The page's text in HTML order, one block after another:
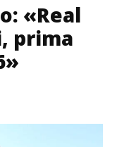
«Real
prima